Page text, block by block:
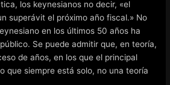
los keynesianos no decir, «el
superávit el próximo año fiscal.» No
en los últimos 50 años ha
Se puede admitir que, en teoría,
de años, en los que el principal
que siempre está solo, no una teoría